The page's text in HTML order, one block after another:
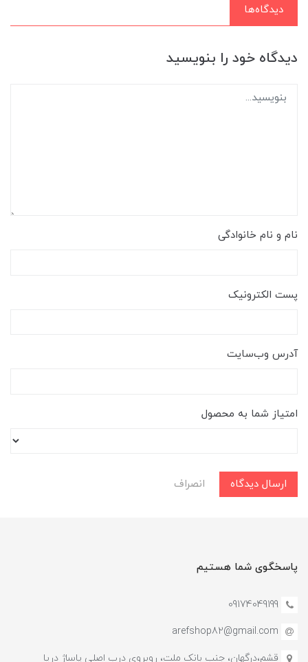
دیدگاه‌ها
دیدگاه خود را بنویسید
نام و نام خانوادگی
پست الکترونیک
آدرس وب‌سایت
امتیاز شما به محصول
ارسال دیدگاه انصراف
پاسخگوی شما هستیم
09174049199
arefshop82@gmail.com
قشم،درگهان، جنب بانک ملت، روبروی درب اصلی پاساژ دریا